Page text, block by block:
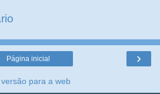
›
Página inicial
versão para a web